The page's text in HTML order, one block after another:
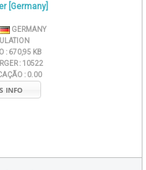
[Germany]
GERMANY
: 670,95 KB
: 10522
: 0.00
INFO